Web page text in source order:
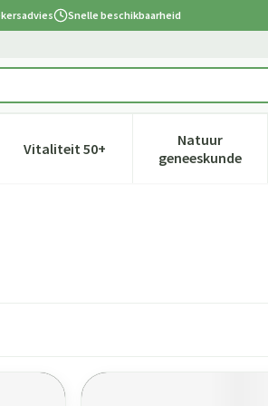
Snelle beschikbaarheid
categorie
en vitamines categorie
voor Zwangerschap en kinderen
Vitaliteit 50+Toon submenu voor Vitaliteit
Natuur
geneeskunde
Toon